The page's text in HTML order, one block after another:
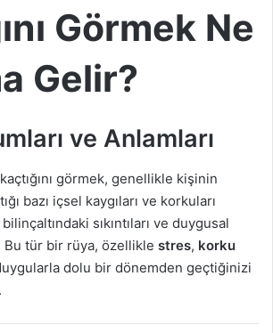
Görmek Ne
Gelir?
ve Anlamları
görmek, genellikle kişinin
bazı içsel kaygıları ve korkuları
sıkıntıları ve duygusal
Bu tür bir rüya, özellikle stres, korku
dolu bir dönemden geçtiğinizi